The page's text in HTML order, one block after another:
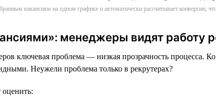
вакансиям на одном графике и автоматически рассчитывает конверсии,
менеджеры видят работу
ключевая проблема — низкая прозрачность процесса.
Неужели проблема только в рекрутерах?
оценить: